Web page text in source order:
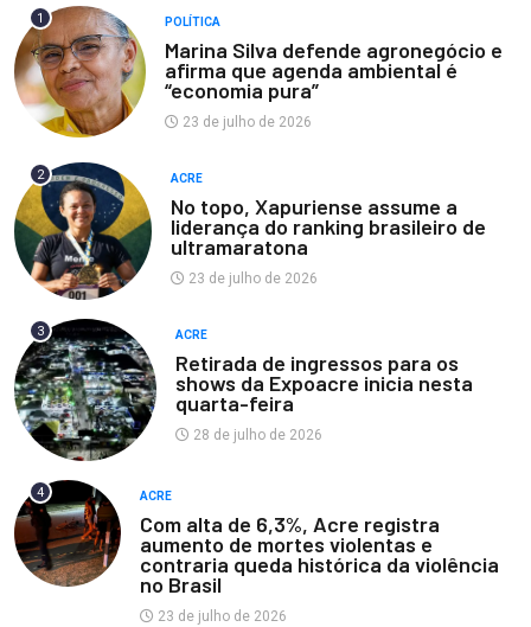
1 POLÍTICA
Marina Silva defende agronegócio e
afirma que agenda ambiental é
“economia pura”
23 de julho de 2026
2 ACRE
No topo, Xapuriense assume a
liderança do ranking brasileiro de
ultramaratona
23 de julho de 2026
3 ACRE
Retirada de ingressos para os
shows da Expoacre inicia nesta
quarta-feira
28 de julho de 2026
4 ACRE
Com alta de 6,3%, Acre registra
aumento de mortes violentas e
contraria queda histórica da violência
no Brasil
23 de julho de 2026